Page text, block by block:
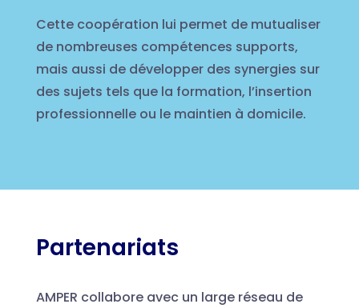
Cette coopération lui permet de mutualiser
de nombreuses compétences supports,
mais aussi de développer des synergies sur
des sujets tels que la formation, l’insertion
professionnelle ou le maintien à domicile.
Partenariats
AMPER collabore avec un large réseau de